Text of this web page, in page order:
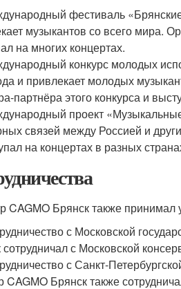
фестиваль
музыкантов со всего мира.
на многих концертах.
конкурс молодых
и привлекает молодых
партнёра этого конкурса и
проект
связей между Россией и
на концертах в разных
CAGMO Брянск также принимал
с Московской
сотрудничал с Московской
с Санкт-
CAGMO Брянск также